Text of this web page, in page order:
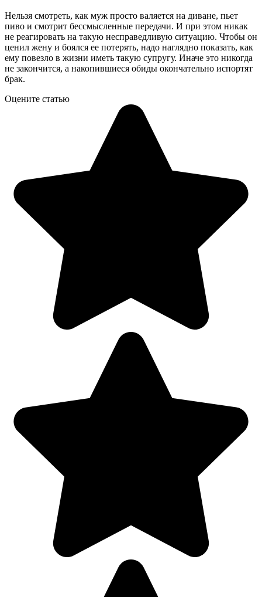
Нельзя смотреть, как муж просто валяется на диване, пьет
пиво и смотрит бессмысленные передачи. И при этом никак
не реагировать на такую несправедливую ситуацию. Чтобы он
ценил жену и боялся ее потерять, надо наглядно показать, как
ему повезло в жизни иметь такую супругу. Иначе это никогда
не закончится, а накопившиеся обиды окончательно испортят
брак.
Оцените статью